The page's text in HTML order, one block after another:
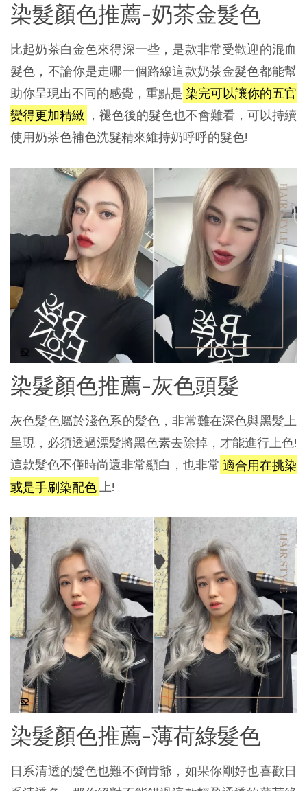
染髮顏色推薦-奶茶金髮色
比起奶茶白金色來得深一些，是款非常受歡迎的混血
髮色，不論你是走哪一個路線這款奶茶金髮色都能幫
助你呈現出不同的感覺，重點是 染完可以讓你的五官
變得更加精緻
，褪色後的髮色也不會難看，可以持續
使用奶茶色補色洗髮精來維持奶呼呼的髮色!
染髮顏色推薦-灰色頭髮
灰色髮色屬於淺色系的髮色，非常難在深色與黑髮上
呈現，必須透過漂髮將黑色素去除掉，才能進行上色!
這款髮色不僅時尚還非常顯白，也非常 適合用在挑染
或是手刷染配色上!
染髮顏色推薦-薄荷綠髮色
日系清透的髮色也難不倒肯爺，如果你剛好也喜歡日